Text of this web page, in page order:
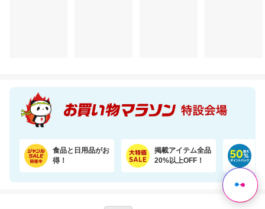
食品と日用品がお
得！
掲載アイテム全品
20%以上OFF！